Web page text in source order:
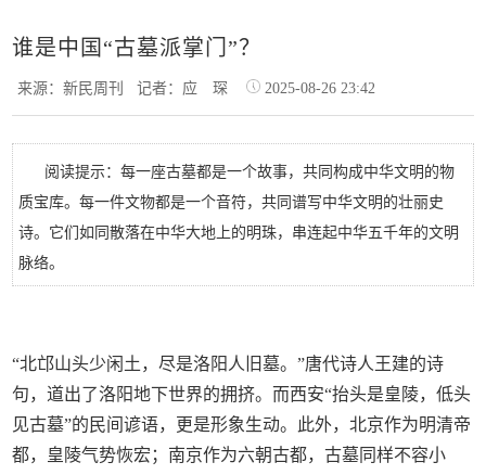
谁是中国“古墓派掌门”？
来源：新民周刊记者：应 琛 2025-08-26 23:42
阅读提示：每一座古墓都是一个故事，共同构成中华文明的物
质宝库。每一件文物都是一个音符，共同谱写中华文明的壮丽史
诗。它们如同散落在中华大地上的明珠，串连起中华五千年的文明
脉络。
“北邙山头少闲土，尽是洛阳人旧墓。”唐代诗人王建的诗
句，道出了洛阳地下世界的拥挤。而西安“抬头是皇陵，低头
见古墓”的民间谚语，更是形象生动。此外，北京作为明清帝
都，皇陵气势恢宏；南京作为六朝古都，古墓同样不容小